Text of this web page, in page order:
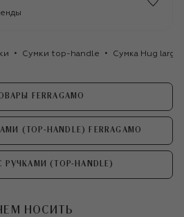
Сумки top-handle Сумка Hug large
FERRAGAMO
(TOP-HANDLE) FERRAGAMO
(TOP-HANDLE)
НОСИТЬ